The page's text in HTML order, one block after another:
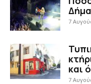
7
και
7